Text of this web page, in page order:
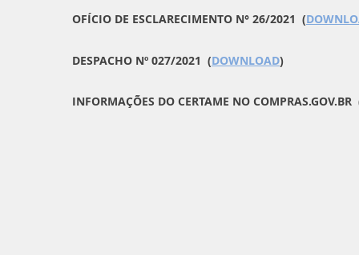
OFÍCIO DE ESCLARECIMENTO N° 26/2021 (
DESPACHO Nº 027/2021 (DOWNLOAD)
INFORMAÇÕES DO CERTAME NO COMPRAS.GOV.BR